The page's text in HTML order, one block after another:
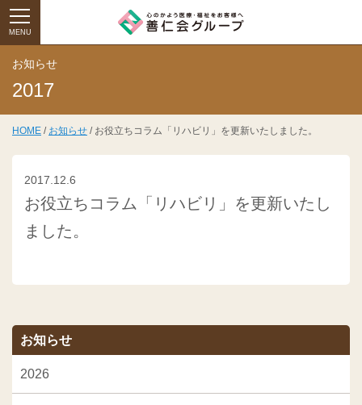
MENU
お知らせ
2017
HOME / お知らせ / お役立ちコラム「リハビリ」を更新いたしました。
2017.12.6
お役立ちコラム「リハビリ」を更新いたし
ました。
お知らせ
2026